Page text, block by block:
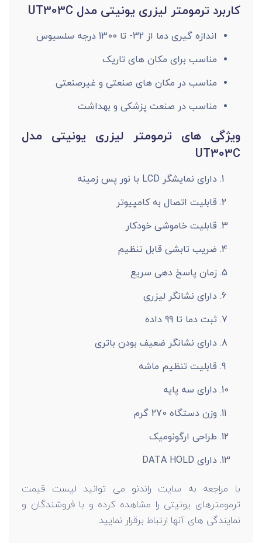
کاربرد ترمومتر لیزری یونیتی مدل UT303C
اندازه گیری دما از 32- تا 1300 درجه سلسیوس
مناسب برای مکان های تاریک
مناسب در مکان های صنعتی و غیرصنعتی
مناسب در صنعت پزشکی و بهداشت
ویژگی های ترمومتر لیزری یونیتی مدل
UT303C
دارای نمایشگر LCD با نور پس زمینه
قابلیت اتصال به کامپیوتر
قابلیت خاموشی خودکار
ضریب تابشی قابل تنظیم
زمان پاسخ دهی سریع
دارای نشانگر لیزری
ثبت دما تا 99 داده
دارای نشانگر ضعیف بودن باتری
قابلیت تنظیم ماشه
دارای سه پایه
وزن دستگاه 270 گرم
طراحی ارگونومیک
دارای DATA HOLD
با مراجعه به سایت راندنو می توانید لیست قیمت
ترمومترهای یونیتی را مشاهده کرده و با فروشندگان و
نمایندگی های آنها ارتباط برقرار نمایید.